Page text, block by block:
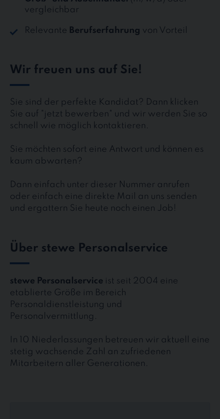
vergleichbar
Relevante Berufserfahrung von Vorteil
Wir freuen uns auf Sie!
Sie sind der perfekte Kandidat? Dann klicken
Sie auf "jetzt bewerben" und wir werden Sie so
schnell wie möglich kontaktieren.
Sie möchten sofort eine Antwort und können es
kaum abwarten?
Dann einfach unter dieser Nummer anrufen
oder einfach eine direkte Mail an uns senden
und ergattern Sie heute noch einen Job!
Über stewe Personalservice
stewe Personalservice ist seit 2004 eine
etablierte Größe im Bereich
Personaldienstleistung und
Personalvermittlung.
In 10 Niederlassungen betreuen wir aktuell eine
stetig wachsende Zahl an zufriedenen
Mitarbeitern aller Generationen.